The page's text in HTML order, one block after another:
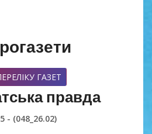
ГАЗЕТ
правда
- (048_26.02)